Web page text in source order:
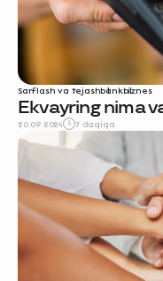
Sarflash va tejashbankbiznes
Ekvayring nima
20.09.2024 7 daqiqa